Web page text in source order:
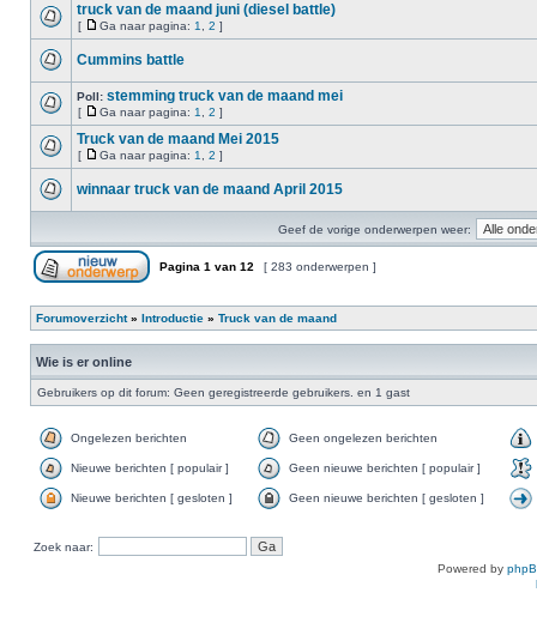
truck van de maand juni (diesel battle)
[ Ga naar pagina: 1 2 ]
Cummins battle
Poll: stemming truck van de maand mei
[ Ga naar pagina: 1 2 ]
Truck van de maand Mei 2015
[ Ga naar pagina: 1 2 ]
winnaar truck van de maand April 2015
Geef de vorige onderwerpen weer:
Pagina 1 van 12 [ 283 onderwerpen ]
Forumoverzicht» Introductie » Truck van de maand
Wie is er online
Gebruikers op dit forum: Geen geregistreerde gebruikers. en 1 gast
Ongelezen berichten Geen ongelezen berichten
Nieuwe berichten [ populair ] Geen nieuwe berichten [ populair ]
Nieuwe berichten [ gesloten ] Geen nieuwe berichten [ gesloten ]
Zoek naar:
Powered by